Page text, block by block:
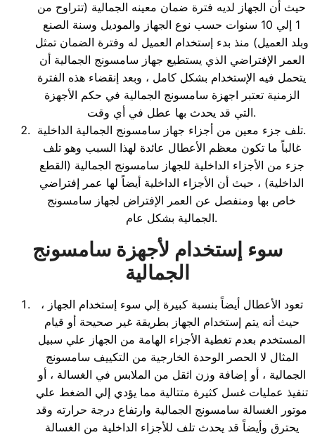
حيث أن الجهاز لديه فترة ضمان معينه الجمالية (تتراوح من
1 إلي 10 سنوات حسب نوع الجهاز والموديل وسنة الصنع
وبلد العميل) منذ بدء إستخدام العميل له وفترة الضمان تمثل
العمر الإفتراضي الذي يستطيع جهاز سامسونج الجمالية أن
يتحمل فيه الإستخدام بشكل كامل ، وبعد إنقضاء هذه الفترة
الزمنية تعتبر اجهزة سامسونج الجمالية في حكم الأجهزة
التي قد يحدث بها عطل في أي وقت.
تلف جزء معين من أجزاء جهاز سامسونج الجمالية الداخلية.
غالباً ما تكون معظم الأعطال عائدة لهذا السبب وهو تلف
جزء من الأجزاء الداخلية للجهاز سامسونج الجمالية (القطع
الداخلية) ، حيث أن الأجزاء الداخلية أيضاً لها عمر إفتراضي
خاص بها ومنفصل عن العمر الإفتراض لجهاز سامسونج
الجمالية بشكل عام.
سوء إستخدام لأجهزة سامسونج
الجمالية
تعود الأعطال أيضاً بنسبة كبيرة إلي سوء إستخدام الجهاز ،
حيث أنه يتم إستخدام الجهاز بطريقة غير صحيحة أو قيام
المستخدم بعدم تغطية الأجزاء الهامة من الجهاز علي سبيل
المثال لا الحصر الوحدة الخارجية من التكييف سامسونج
الجمالية ، أو إضافة وزن اثقل من الملابس في الغسالة ، أو
تنفيذ عمليات غسل كثيرة متتالية مما يؤدي إلي الضغط علي
موتور الغسالة سامسونج الجمالية وارتفاع درجة حرارته وقد
يحترق وأيضاً قد يحدث تلف للأجزاء الداخلية من الغسالة